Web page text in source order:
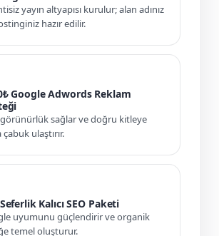
yayın altyapısı kurulur; alan adınız
hazır edilir.
Google Adwords Reklam
görünürlük sağlar ve doğru kitleye
ulaştırır.
Kalıcı SEO Paketi
uyumunu güçlendirir ve organik
temel oluşturur.